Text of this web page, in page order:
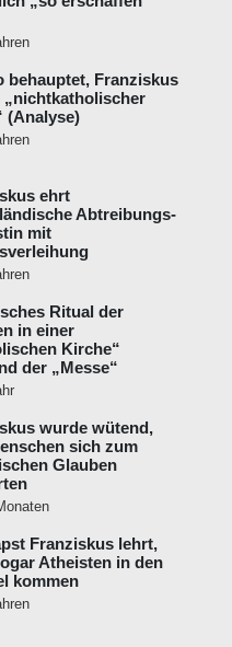
Glaube ist
jedoch hat das
verloren, wie es
behauptet, Franziskus
„nichtkatholischer
(Analyse)
ehrt
Abtreibungs-
mit
Ritual der
in einer
Kirche“
der „Messe“
wurde wütend,
sich zum
Glauben
Franziskus lehrt,
Atheisten in den
kommen